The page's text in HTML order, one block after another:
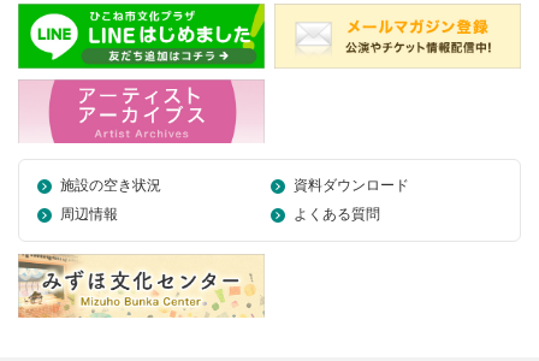
施設の空き状況
資料ダウンロード
周辺情報
よくある質問